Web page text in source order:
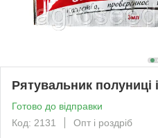
Рятувальник полуниці
Готово до відправки
Код: 2131
Опт і роздріб